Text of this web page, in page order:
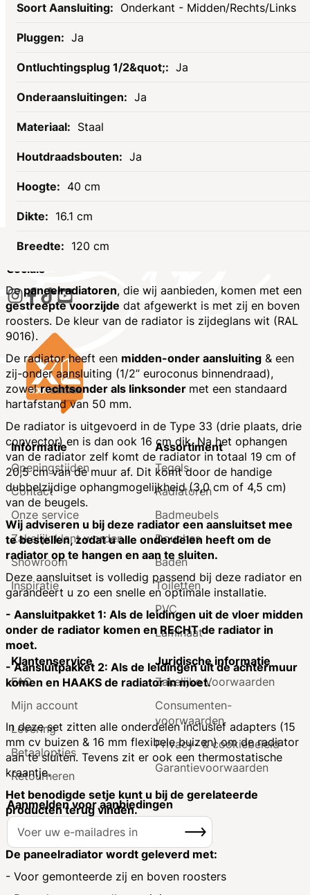
Onderkant - Midden/Rechts/Links
Ja
Ja
Ja
Staal
Ja
40 cm
16.1 cm
120 cm
Depaneelradiatoren, die wij aanbieden, komen met een
gestreepte voorzijde dat afgewerkt is met zij en boven
roosters. De kleur van de radiator is zijdeglans wit (RAL
9016).
De radiator heeft een midden-onder aansluiting & een
zij-onder aansluiting (1/2” euroconus binnendraad),
zowelrechtsonder als linksonder met een standaard
hartafstand van 50 mm.
De radiator is uitgevoerd in de Type 33 (drie plaats, drie
convector) en is dan ook 16 cm dik. Na het ophangen
van de radiator zelf komt de radiator in totaal 19 cm of
20,5 cm van de muur af. Dit komt door de handige
dubbelzijdige ophangmogelijkheid (3,0 cm of 4,5 cm)
van de beugels.
Wij adviseren u bij deze radiator een aansluitset mee
te bestellen, zodat u alle onderdelen heeft om de
radiator op te hangen en aan te sluiten.
Deze aansluitset is volledig passend bij deze radiator en
garandeert u zo een snelle en optimale installatie.
- Aansluitpakket 1: Als de leidingen uit de vloer midden
onder de radiator komen en RECHT de radiator in
moet.
- Aansluitpakket 2: Als de leidingen uit de achtermuur
komen en HAAKS de radiator in moet.
In deze set zitten alle onderdelen inclusief adapters (15
mm cv buizen & 16 mm flexibele buizen) om de radiator
aan te sluiten. Tevens zit er ook een thermostatische
kraantje.
Het benodigde setje kunt u bij de gerelateerde
producten terug vinden.
De paneelradiator wordt geleverd met:
- Voor gemonteerde zij en boven roosters
Socials
Informatie
Openingstijden
Contact
Onze service
Zakelijk klant worden
Showroom
Inspiratie
Assortiment
Tegels
Radiatoren
Badmeubels
Douches
Baden
Toiletten
PVC
Laminaat
Klantenservice
FAQ
Mijn account
Levering
Betaalopties
Retourneren
Juridische informatie
Zakelijke Voorwaarden
Consumenten­
voorwaarden
Privacy- & cookiebeleid
Garantie­voorwaarden
Aanmelden voor aanbiedingen
A
o
Inschrijven